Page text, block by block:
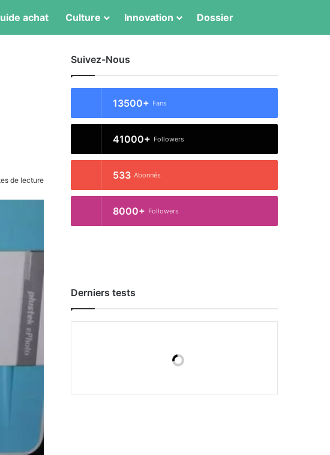
achat Culture Innovation Dossier
de lecture
Suivez-Nous
13500+ Fans
41000+ Followers
533 Abonnés
8000+ Followers
Derniers tests